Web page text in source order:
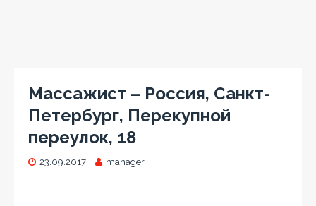
Массажист – Россия, Санкт-
Петербург, Перекупной
переулок, 18
23.09.2017 manager